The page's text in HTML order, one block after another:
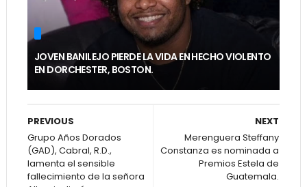
JOVEN BANILEJO PIERDE LA VIDA EN HECHO VIOLENTO
EN DORCHESTER, BOSTON.
NEXT
Merenguera Steffany
Constanza es nominada a
Premios Estela de
Guatemala.
PREVIOUS
Grupo Años Dorados
(GAD), Cabral, R.D.,
lamenta el sensible
fallecimiento de la señora